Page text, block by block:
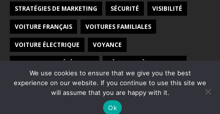
STRATÉGIES DE MARKETING SÉCURITÉ VISIBILITÉ
VOITURE FRANÇAIS VOITURES FAMILIALES
VOITURE ÉLECTRIQUE VOYANCE
VOYANCE PAR TÉLÉPHONE VÉHICULES ÉLECTRIQUES
WEB WEBMARKETING
We use cookies to ensure that we give you the best
experience on our website. If you continue to use this site we
will assume that you are happy with it.
Ok